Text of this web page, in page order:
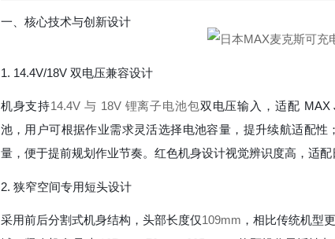
一、核心技术与创新设计
1. 14.4V/18V 双电压兼容设计
机身支持14.4V 与 18V 锂离子电池包双电压输入，适配 MAX
池，用户可根据作业需求灵活选择电池容量，提升续航适配
量，便于提前规划作业节奏。红色机身设计视觉辨识度高，适配
2. 狭窄空间专用短头设计
采用前后分割式机身结构，头部长度仅109mm ，相比传统机型